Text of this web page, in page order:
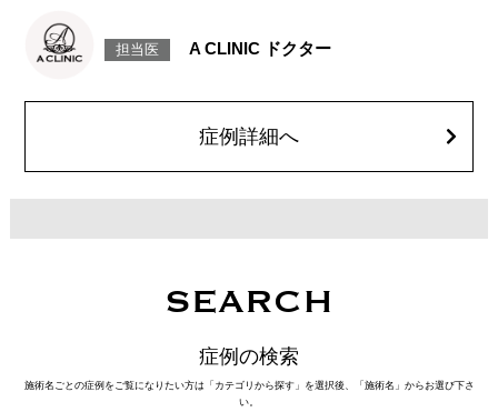
感などが術後一時的に生じることがございます。また、稀に貧血、細菌感
染症、左右差、施術箇所の知覚鈍麻、ぼこつき、硬結、瘢痕化、色素沈
顔の脂肪吸引箇所の追加 1ヶ所ごと+162,800円(税込)
オプション：笑気麻酔 3,300円(税込)
担当医 A CLINIC ドクター
症例詳細へ
SEARCH
症例の検索
施術名ごとの症例をご覧になりたい方は「カテゴリから探す」を選択後、「施術名」からお選び下さ
い。